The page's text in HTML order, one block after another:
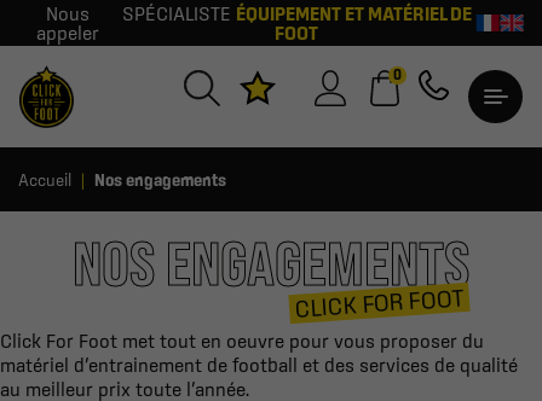
Nous
appeler
SPÉCIALISTE ÉQUIPEMENT ET MATÉRIEL DE
FOOT
0
Accueil Nos engagements
NOS ENGAGEMENTS
CLICK FOR FOOT
Click For Foot met tout en oeuvre pour vous proposer du
matériel d’entrainement de football et des services de qualité
au meilleur prix toute l’année.